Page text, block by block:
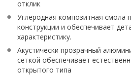
отклик
Углеродная композитная смола
конструкции и обеспечивает
характеристику.
Акустически прозрачный
сеткой обеспечивает
открытого типа